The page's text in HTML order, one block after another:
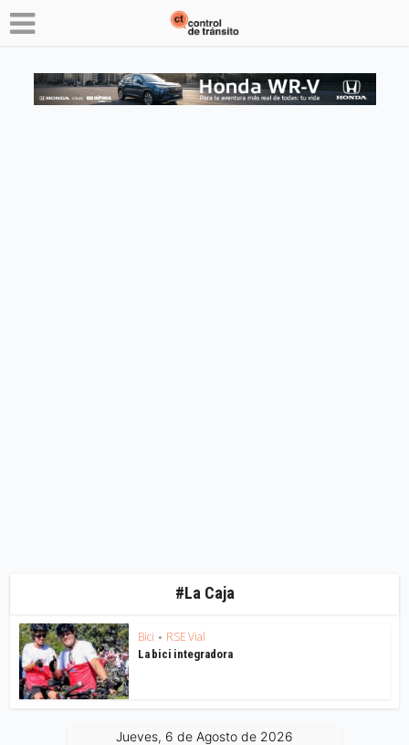
#La Caja
Bici • RSE Vial
La bici integradora
Jueves, 6 de Agosto de 2026